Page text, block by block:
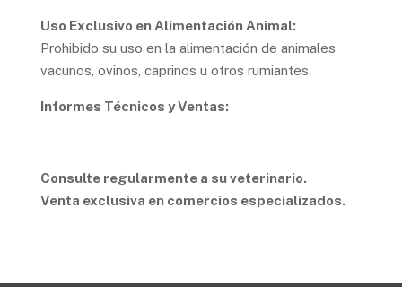
Uso Exclusivo en Alimentación Animal:
Prohibido su uso en la alimentación de animales
vacunos, ovinos, caprinos u otros rumiantes.
Informes Técnicos y Ventas:
Consulte regularmente a su veterinario.
Venta exclusiva en comercios especializados.